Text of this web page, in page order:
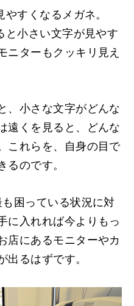
すくなるメガネ。
と小さい文字が見やす
ニターもクッキリ見え
、小さな文字がどんな
遠くを見ると、どんな
これらを、自身の目で
るのです。
困っている状況に対
に入れれば今よりもっ
店にあるモニターやカ
出るはずです。